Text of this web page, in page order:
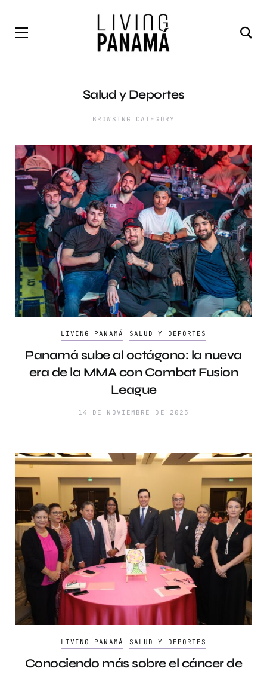
Salud y Deportes
BROWSING CATEGORY
LIVING PANAMÁ SALUD Y DEPORTES
Panamá sube al octágono: la nueva
era de la MMA con Combat Fusion
League
14 DE NOVIEMBRE DE 2025
LIVING PANAMÁ SALUD Y DEPORTES
Conociendo más sobre el cáncer de